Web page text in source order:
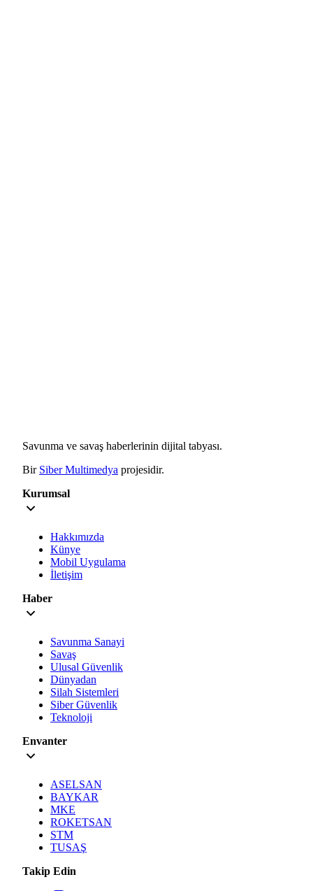
Savunma ve savaş haberlerinin dijital tabyası.
Bir Siber Multimedya projesidir.
Kurumsal
Hakkımızda
Künye
Mobil Uygulama
İletişim
Haber
Savunma Sanayi
Savaş
Ulusal Güvenlik
Dünyadan
Silah Sistemleri
Siber Güvenlik
Teknoloji
Envanter
ASELSAN
BAYKAR
MKE
ROKETSAN
STM
TUSAŞ
Takip Edin